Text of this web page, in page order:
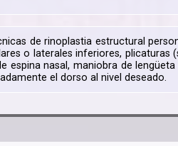
de rinoplastia estructural
o laterales inferiores,
espina nasal, maniobra de
el dorso al nivel deseado.